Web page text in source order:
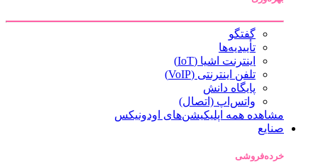
گفتگو
تأییدیه‌ها
اینترنت اشیا (IoT)
تلفن اینترنتی (VoIP)
پایگاه دانش
واتس‌اپ (اتصال)
مشاهده همه اپلیکیشن‌های اودونیکس
صنایع
خرده‌فروشی